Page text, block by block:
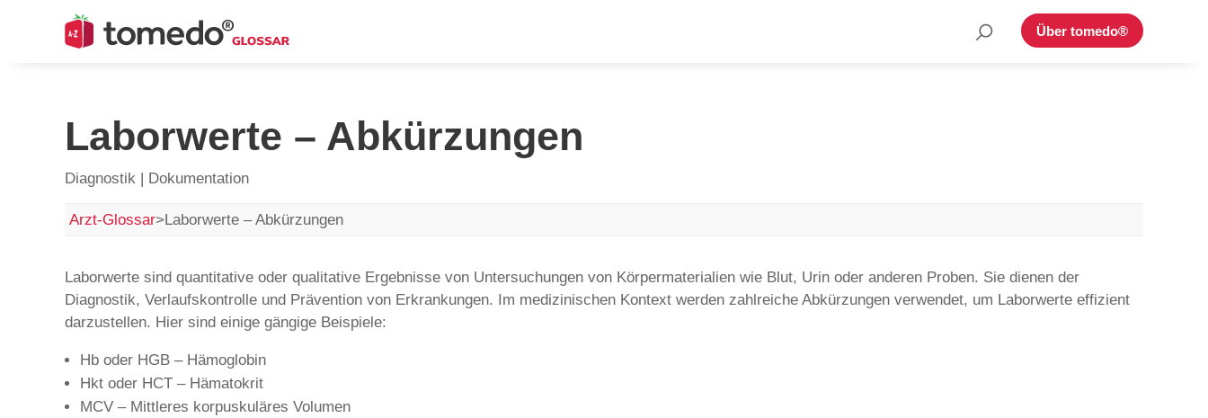
Suche
nach:
Über tomedo®
Laborwerte – Abkürzungen
Diagnostik | Dokumentation
Arzt-Glossar>Laborwerte – Abkürzungen
Laborwerte sind quantitative oder qualitative Ergebnisse von Untersuchungen von Körpermaterialien wie Blut, Urin oder anderen Proben. Sie dienen der
Diagnostik, Verlaufskontrolle und Prävention von Erkrankungen. Im medizinischen Kontext werden zahlreiche Abkürzungen verwendet, um Laborwerte effizient
darzustellen. Hier sind einige gängige Beispiele:​
Hb oder HGB – Hämoglobin
Hkt oder HCT – Hämatokrit
MCV – Mittleres korpuskuläres Volumen